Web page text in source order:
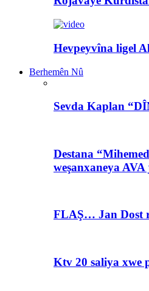
Hevpeyvîna ligel
Berhemên Nû
Sevda Kaplan
Destana
weşanxaneya
FLAŞ… Jan Dost
Ktv 20 saliya xwe